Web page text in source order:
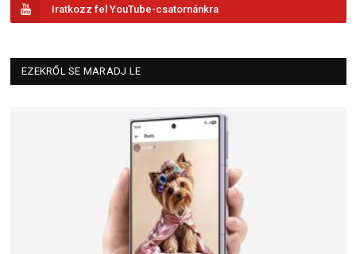
Iratkozz fel YouTube-csatornánkra
EZEKRŐL SE MARADJ LE